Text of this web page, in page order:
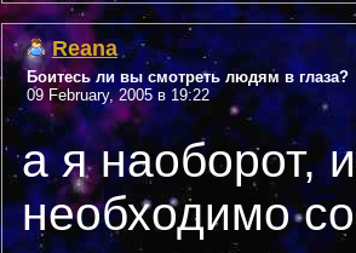
Reana
Боитесь ли вы смотреть людям в глаза?
09 February, 2005 в 19:22
а я наоборот,
необходимо